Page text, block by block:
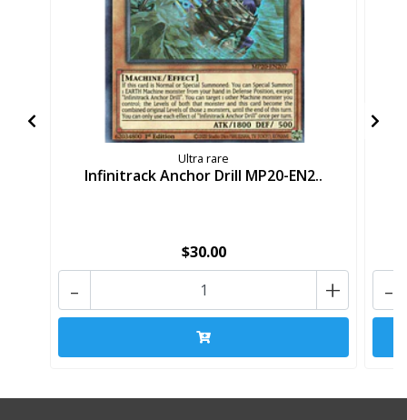
Ultra rare
Infinitrack Anchor Drill MP20-EN2..
$30.00
+
- -